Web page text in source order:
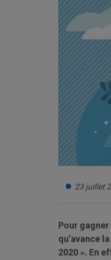
23 juillet
Pour
qu’avance
2020 ». En